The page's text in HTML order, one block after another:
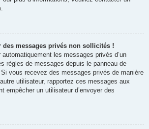
des messages privés non sollicités !
les messages privés d’un
règles de messages depuis le panneau de
Si vous recevez des messages privés de manière
utilisateur, rapportez ces messages aux
empêcher un utilisateur d’envoyer des